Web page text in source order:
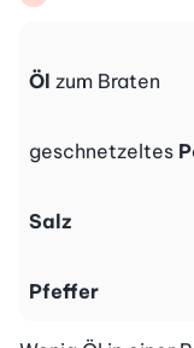
Öl zum Braten
geschnetzeltes
Salz
Pfeffer